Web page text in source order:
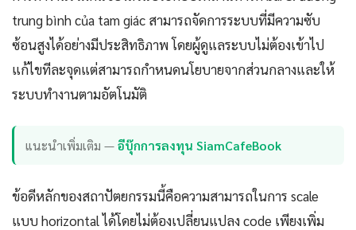
trung bình của tam giác สามารถจัดการระบบที่มีความซับ
ซ้อนสูงได้อย่างมีประสิทธิภาพ โดยผู้ดูแลระบบไม่ต้องเข้าไป
แก้ไขทีละจุดแต่สามารถกำหนดนโยบายจากส่วนกลางและให้
ระบบทำงานตามอัตโนมัติ
แนะนำเพิ่มเติม —อีบุ๊กการลงทุน SiamCafeBook
ข้อดีหลักของสถาปัตยกรรมนี้คือความสามารถในการ scale
แบบ horizontal ได้โดยไม่ต้องเปลี่ยนแปลง code เพียงเพิ่ม